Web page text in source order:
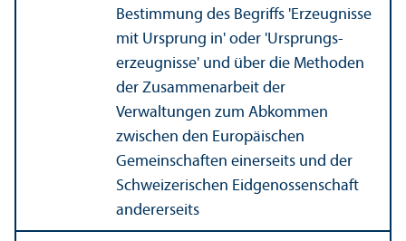
Bestimmung des Begriffs 'Erzeugnisse
mit Ursprung in' oder 'Ursprungs­
erzeugnisse' und über die Methoden
der Zusammenarbeit der
Verwaltungen zum Abkommen
zwischen den Europäischen
Gemeinschaften einerseits und der
Schweizerischen Eidgenossenschaft
andererseits